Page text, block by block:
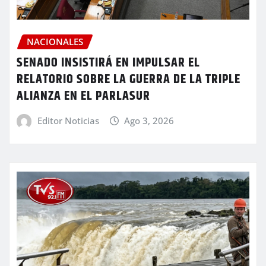
NACIONALES
SENADO INSISTIRÁ EN IMPULSAR EL
RELATORIO SOBRE LA GUERRA DE LA TRIPLE
ALIANZA EN EL PARLASUR
Editor Noticias Ago 3, 2026